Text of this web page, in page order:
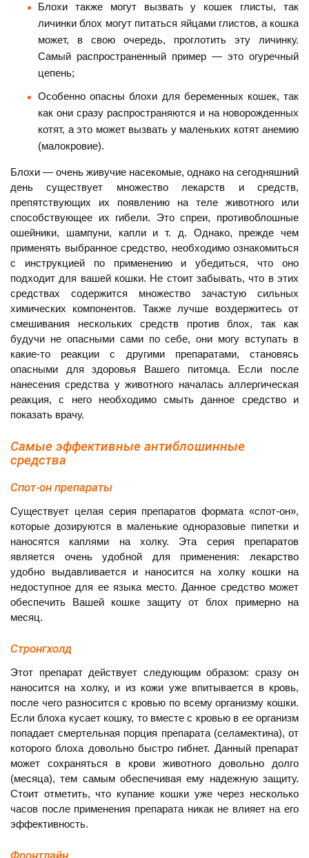
Блохи также могут вызвать у кошек глисты, так
личинки блох могут питаться яйцами глистов, а кошка
может, в свою очередь, проглотить эту личинку.
Самый распространенный пример — это огуречный
цепень;
Особенно опасны блохи для беременных кошек, так
как они сразу распространяются и на новорожденных
котят, а это может вызвать у маленьких котят анемию
(малокровие).
Блохи — очень живучие насекомые, однако на сегодняшний
день существует множество лекарств и средств,
препятствующих их появлению на теле животного или
способствующее их гибели. Это спреи, противоблошные
ошейники, шампуни, капли и т. д. Однако, прежде чем
применять выбранное средство, необходимо ознакомиться
с инструкцией по применению и убедиться, что оно
подходит для вашей кошки. Не стоит забывать, что в этих
средствах содержится множество зачастую сильных
химических компонентов. Также лучше воздержитесь от
смешивания нескольких средств против блох, так как
будучи не опасными сами по себе, они могу вступать в
какие-то реакции с другими препаратами, становясь
опасными для здоровья Вашего питомца. Если после
нанесения средства у животного началась аллергическая
реакция, с него необходимо смыть данное средство и
показать врачу.
Самые эффективные антиблошинные
средства
Спот-он препараты
Существует целая серия препаратов формата «спот-он»,
которые дозируются в маленькие одноразовые пипетки и
наносятся каплями на холку. Эта серия препаратов
является очень удобной для применения: лекарство
удобно выдавливается и наносится на холку кошки на
недоступное для ее языка место. Данное средство может
обеспечить Вашей кошке защиту от блох примерно на
месяц.
Стронгхолд
Этот препарат действует следующим образом: сразу он
наносится на холку, и из кожи уже впитывается в кровь,
после чего разносится с кровью по всему организму кошки.
Если блоха кусает кошку, то вместе с кровью в ее организм
попадает смертельная порция препарата (селамектина), от
которого блоха довольно быстро гибнет. Данный препарат
может сохраняться в крови животного довольно долго
(месяца), тем самым обеспечивая ему надежную защиту.
Стоит отметить, что купание кошки уже через несколько
часов после применения препарата никак не влияет на его
эффективность.
Фронтлайн